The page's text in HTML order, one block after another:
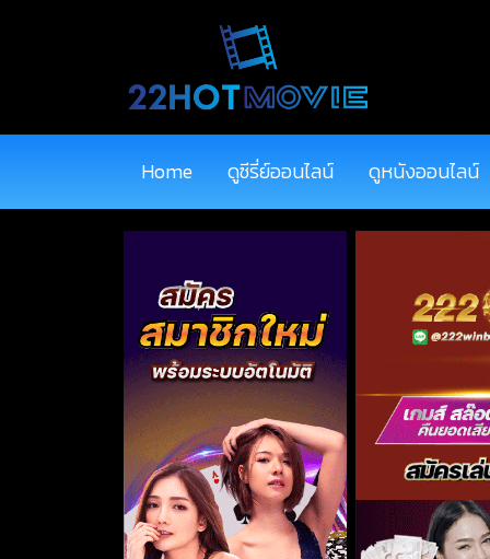
Home ดูซีรี่ย์ออนไลน์ ดูหนังออนไลน์